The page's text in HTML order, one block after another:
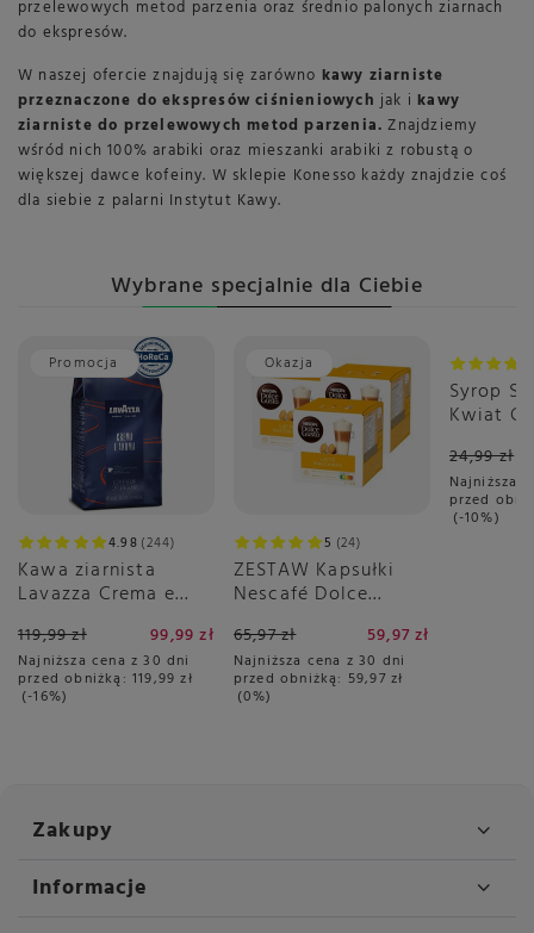
przelewowych metod parzenia oraz średnio palonych ziarnach
do ekspresów.
W naszej ofercie znajdują się zarówno kawy ziarniste
przeznaczone do ekspresów ciśnieniowych jak i kawy
ziarniste do przelewowych metod parzenia. Znajdziemy
wśród nich 100% arabiki oraz mieszanki arabiki z robustą o
większej dawce kofeiny. W sklepie Konesso każdy znajdzie coś
dla siebie z palarni Instytut Kawy.
Wybrane specjalnie dla Ciebie
Promocja
4.98 244
Kawa ziarnista
Lavazza Crema e
119,99 zł 99,99 zł
Najniższa cena z 30 dni
przed obniżką: 119,99 zł
-16%
Okazja
5 24
ZESTAW Kapsułki
Nescafé Dolce
Macchiato 3x16
sztuk
65,97 zł 59,97 zł
Najniższa cena z 30 dni
przed obniżką: 59,97 zł
0%
Syrop
Kwiat
24,99 zł
Najniższa
przed
-10%
Zakupy
Informacje